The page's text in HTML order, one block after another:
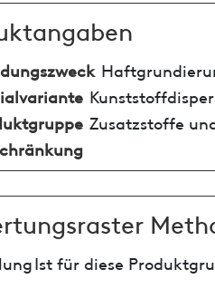
Zusatzstoffe
Ist für diese